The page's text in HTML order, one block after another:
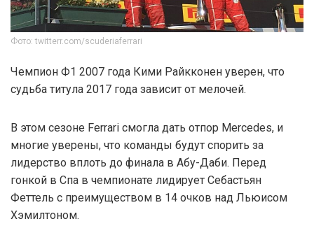
Фото: twitterr.com/scuderiaferrari
Чемпион Ф1 2007 года Кими Райкконен уверен, что
судьба титула 2017 года зависит от мелочей.
В этом сезоне Ferrari смогла дать отпор Mercedes, и
многие уверены, что команды будут спорить за
лидерство вплоть до финала в Абу-Даби. Перед
гонкой в Спа в чемпионате лидирует Себастьян
Феттель с преимуществом в 14 очков над Льюисом
Хэмилтоном.